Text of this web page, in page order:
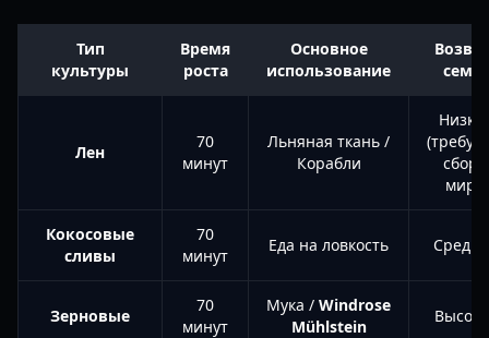
Тип
культуры
Время
роста
Основное
использование
Лен
70
минут
Льняная ткань /
Корабли
сбор
мире)
Кокосовые
сливы
70
минут
Еда на ловкость
Зерновые
70
минут
Мука / Windrose
Mühlstein